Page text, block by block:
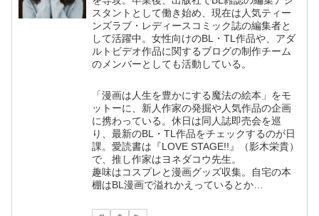
スタントとして働き始め、現在は人気ティー
ンズラブ・レディースコミック誌の編集者と
して活躍中。女性向けのBL・TL作品や、アダ
ルトビデオ作品に関するブログの制作チーム
のメンバーとしても活動している。
「漫画は人生を豊かにする魔法の絵本」をモ
ットーに、新人作家の発掘や人気作品の企画
に携わっている。休日は同人誌即売会を巡
り、最新のBL・TL作品をチェックするのが日
課。愛読書は『LOVE STAGE!!』（影木栄貴）
で、推し作家はヨネダコウ先生。
趣味はコスプレと漫画グッズ収集。自宅の本
棚はBL漫画で溢れかえっているとか…